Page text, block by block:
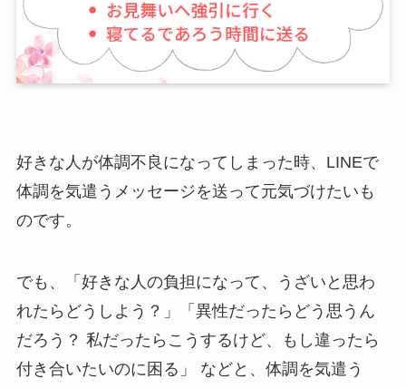
好きな人が体調不良になってしまった時、LINEで
体調を気遣うメッセージを送って元気づけたいも
のです。
でも、「好きな人の負担になって、うざいと思わ
れたらどうしよう？」「異性だったらどう思うん
だろう？ 私だったらこうするけど、もし違ったら
付き合いたいのに困る」 などと、体調を気遣う